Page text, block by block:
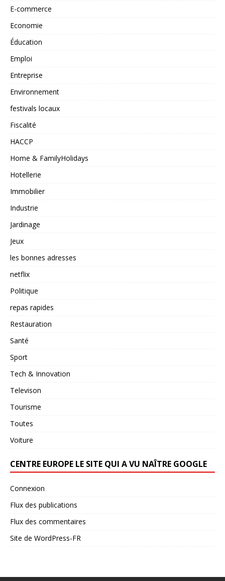
E-commerce
Economie
Éducation
Emploi
Entreprise
Environnement
festivals locaux
Fiscalité
HACCP
Home & FamilyHolidays
Hotellerie
Immobilier
Industrie
Jardinage
Jeux
les bonnes adresses
netflix
Politique
repas rapides
Restauration
Santé
Sport
Tech & Innovation
Televison
Tourisme
Toutes
Voiture
CENTRE EUROPE LE SITE QUI A VU NAÎTRE GOOGLE
Connexion
Flux des publications
Flux des commentaires
Site de WordPress-FR